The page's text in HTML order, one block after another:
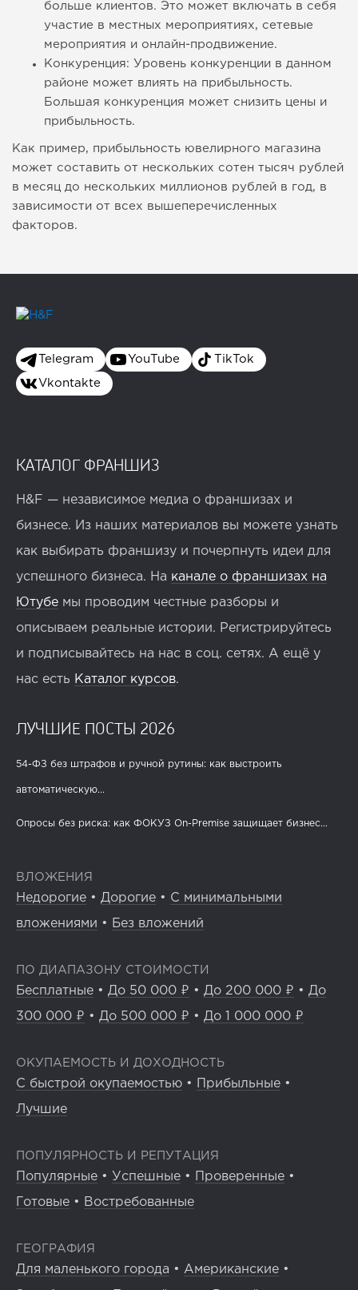
больше клиентов. Это может включать в себя
участие в местных мероприятиях, сетевые
мероприятия и онлайн-продвижение.
Конкуренция: Уровень конкуренции в данном
районе может влиять на прибыльность.
Большая конкуренция может снизить цены и
прибыльность.
Как пример, прибыльность ювелирного магазина
может составить от нескольких сотен тысяч рублей
в месяц до нескольких миллионов рублей в год, в
зависимости от всех вышеперечисленных
факторов.
Telegram YouTube TikTok
Vkontakte
КАТАЛОГ ФРАНШИЗ
H&F — независимое медиа о франшизах и
бизнесе. Из наших материалов вы можете узнать
как выбирать франшизу и почерпнуть идеи для
успешного бизнеса. На канале о франшизах на
Ютубе мы проводим честные разборы и
описываем реальные истории. Регистрируйтесь
и подписывайтесь на нас в соц. сетях. А ещё у
нас есть Каталог курсов.
ЛУЧШИЕ ПОСТЫ 2026
54-ФЗ без штрафов и ручной рутины: как выстроить
автоматическую...
Опросы без риска: как ФОКУЗ On-Premise защищает бизнес...
ВЛОЖЕНИЯ
Недорогие • Дорогие • С минимальными
вложениями • Без вложений
ПО ДИАПАЗОНУ СТОИМОСТИ
Бесплатные • До 50 000 ₽ • До 200 000 ₽ • До
300 000 ₽ • До 500 000 ₽ • До 1 000 000 ₽
ОКУПАЕМОСТЬ И ДОХОДНОСТЬ
С быстрой окупаемостью • Прибыльные •
Лучшие
ПОПУЛЯРНОСТЬ И РЕПУТАЦИЯ
Популярные • Успешные • Проверенные •
Готовые • Востребованные
ГЕОГРАФИЯ
Для маленького города • Американские •